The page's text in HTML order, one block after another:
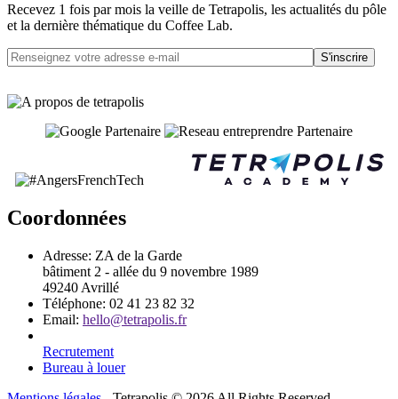
Recevez 1 fois par mois la veille de Tetrapolis, les actualités du pôle
et la dernière thématique du Coffee Lab.
S'inscrire
Coordonnées
Adresse: ZA de la Garde
bâtiment 2 - allée du 9 novembre 1989
49240 Avrillé
Téléphone: 02 41 23 82 32
Email: hello@tetrapolis.fr
Recrutement
Bureau à louer